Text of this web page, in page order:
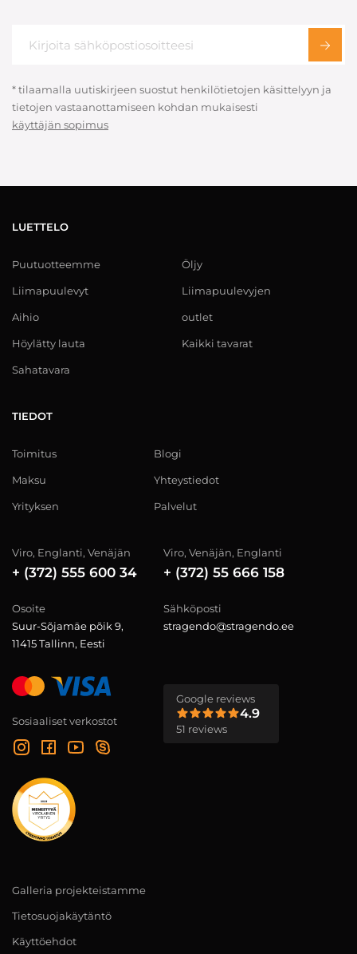
* tilaamalla uutiskirjeen suostut henkilötietojen käsittelyyn ja
tietojen vastaanottamiseen kohdan mukaisesti
käyttäjän sopimus
LUETTELO
Puutuotteemme
Liimapuulevyt
Aihio
Höylätty lauta
Sahatavara
Öljy
Liimapuulevyjen
outlet
Kaikki tavarat
TIEDOT
Toimitus
Maksu
Yrityksen
Blogi
Yhteystiedot
Palvelut
Viro, Englanti, Venäjän
+ (372) 555 600 34
Viro, Venäjän, Englanti
+ (372) 55 666 158
Osoite
Suur-Sõjamäe põik 9,
11415 Tallinn, Eesti
Sähköposti
stragendo@stragendo.ee
Sosiaaliset verkostot
Google reviews
4.9
51 reviews
Galleria projekteistamme
Tietosuojakäytäntö
Käyttöehdot